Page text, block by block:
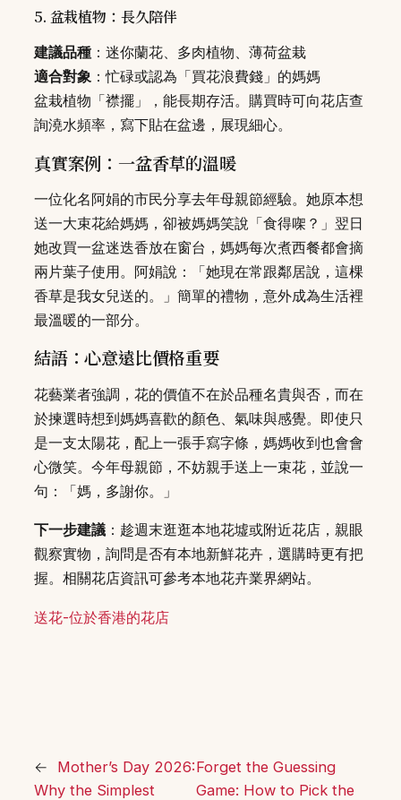
5. 盆栽植物：長久陪伴
建議品種 ：迷你蘭花、多肉植物、薄荷盆栽
適合對象 ：忙碌或認為「買花浪費錢」的媽媽
盆栽植物「襟擺」，能長期存活。購買時可向花店查
詢澆水頻率，寫下貼在盆邊，展現細心。
真實案例：一盆香草的溫暖
一位化名阿娟的市民分享去年母親節經驗。她原本想
送一大束花給媽媽，卻被媽媽笑說「食得㗎？」翌日
她改買一盆迷迭香放在窗台，媽媽每次煮西餐都會摘
兩片葉子使用。阿娟說：「她現在常跟鄰居說，這棵
香草是我女兒送的。」簡單的禮物，意外成為生活裡
最溫暖的一部分。
結語：心意遠比價格重要
花藝業者強調，花的價值不在於品種名貴與否，而在
於揀選時想到媽媽喜歡的顏色、氣味與感覺。即使只
是一支太陽花，配上一張手寫字條，媽媽收到也會會
心微笑。今年母親節，不妨親手送上一束花，並說一
句：「媽，多謝你。」
下一步建議 ：趁週末逛逛本地花墟或附近花店，親眼
觀察實物，詢問是否有本地新鮮花卉，選購時更有把
握。相關花店資訊可參考本地花卉業界網站。
送花-位於香港的花店
←
Mother’s Day 2026:
Why the Simplest
Forget the Guessing
Game: How to Pick the